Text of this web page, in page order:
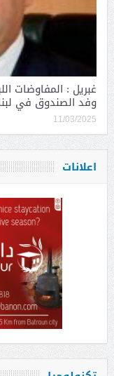
غبريل : المفاوضات
وفد الصندوق في
11/03/2025
اعلانات